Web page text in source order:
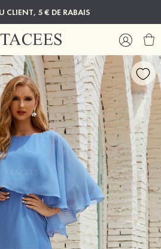
CLIENT, 5 € DE RABAIS